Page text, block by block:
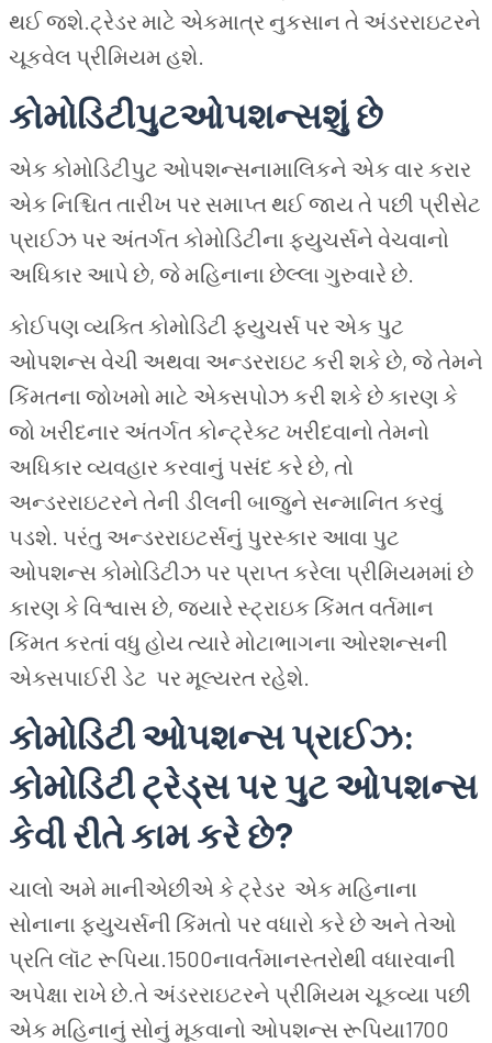
થઈ જશે.ટ્રેડર માટે એકમાત્ર નુકસાન તે અંડરરાઇટરને
ચૂકવેલ પ્રીમિયમ હશે.
કોમોડિટીપુટઓપશન્સશું છે
એક કોમોડિટીપુટ ઓપશન્સનામાલિકને એક વાર કરાર
એક નિશ્ચિત તારીખ પર સમાપ્ત થઈ જાય તે પછી પ્રીસેટ
પ્રાઈઝ પર અંતર્ગત કોમોડિટીના ફ્યુચર્સને વેચવાનો
અધિકાર આપે છે, જે મહિનાના છેલ્લા ગુરુવારે છે.
કોઈપણ વ્યક્તિ કોમોડિટી ફ્યુચર્સ પર એક પુટ
ઓપશન્સ વેચી અથવા અન્ડરરાઇટ કરી શકે છે, જે તેમને
કિંમતના જોખમો માટે એક્સપોઝ કરી શકે છે કારણ કે
જો ખરીદનાર અંતર્ગત કોન્ટ્રેક્ટ ખરીદવાનો તેમનો
અધિકાર વ્યવહાર કરવાનું પસંદ કરે છે, તો
અન્ડરરાઇટરને તેની ડીલની બાજુને સન્માનિત કરવું
પડશે. પરંતુ અન્ડરરાઇટર્સનું પુરસ્કાર આવા પુટ
ઓપશન્સ કોમોડિટીઝ પર પ્રાપ્ત કરેલા પ્રીમિયમમાં છે
કારણ કે વિશ્વાસ છે, જ્યારે સ્ટ્રાઇક કિંમત વર્તમાન
કિંમત કરતાં વધુ હોય ત્યારે મોટાભાગના ઓરશન્સની
એક્સપાઈરી ડેટ પર મૂલ્યરત રહેશે.
કોમોડિટી ઓપશન્સ પ્રાઈઝ:
કોમોડિટી ટ્રેડ્સ પર પુટ ઓપશન્સ
કેવી રીતે કામ કરે છે?
ચાલો અમે માનીએછીએ કે ટ્રેડર એક મહિનાના
સોનાના ફ્યુચર્સની કિંમતો પર વધારો કરે છે અને તેઓ
પ્રતિ લૉટ રૂપિયા.1500નાવર્તમાનસ્તરોથી વધારવાની
અપેક્ષા રાખે છે.તે અંડરરાઇટરને પ્રીમિયમ ચૂકવ્યા પછી
એક મહિનાનું સોનું મૂકવાનો ઓપશન્સ રૂપિયા1700